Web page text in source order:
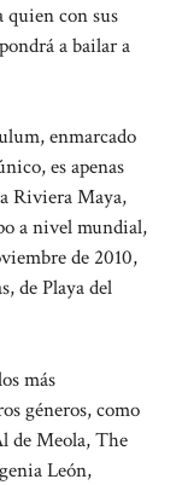
quien con sus
a bailar a
enmarcado
es apenas
Riviera Maya,
a nivel mundial,
de 2010,
de Playa del
más
géneros, como
de Meola, The
León,